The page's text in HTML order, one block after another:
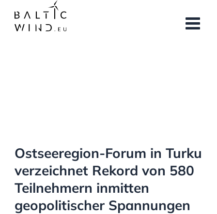
content
Ostseeregion-Forum in Turku
verzeichnet Rekord von 580
Teilnehmern inmitten
geopolitischer Spannungen